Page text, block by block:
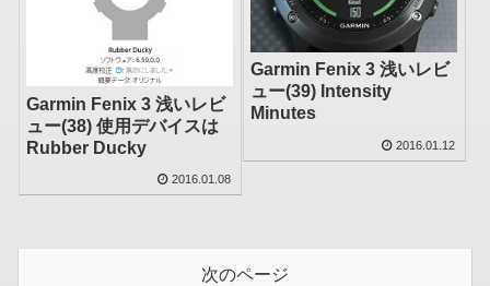
Garmin Fenix 3 浅いレビ
ュー(39) Intensity
Minutes
2016.01.12
Garmin Fenix 3 浅いレビ
ュー(38) 使用デバイスは
Rubber Ducky
2016.01.08
次のページ